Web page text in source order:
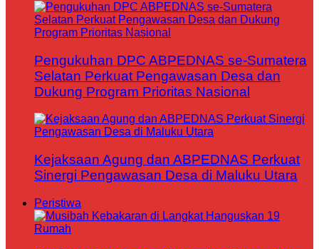
Pengukuhan DPC ABPEDNAS se-Sumatera
Selatan Perkuat Pengawasan Desa dan
Dukung Program Prioritas Nasional
Kejaksaan Agung dan ABPEDNAS Perkuat
Sinergi Pengawasan Desa di Maluku Utara
Peristiwa